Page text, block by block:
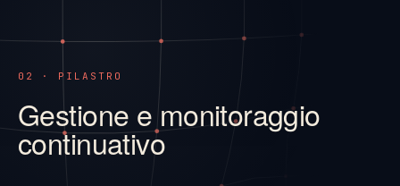
02 · PILASTRO
Gestione e monitoraggio
continuativo